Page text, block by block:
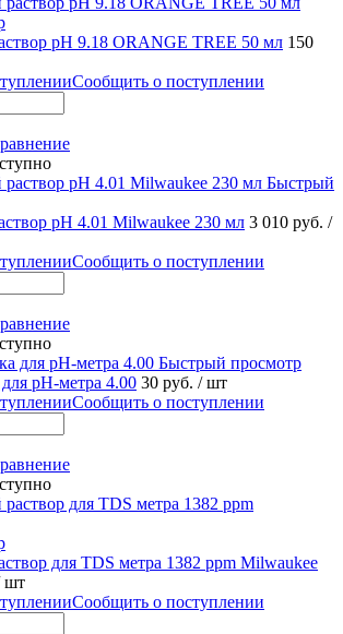
pH 9.18 ORANGE TREE 50 мл 150
Сообщить о поступлении
Быстрый
pH 4.01 Milwaukee 230 мл 3 010 руб. /
Сообщить о поступлении
Быстрый просмотр
pH-метра 4.00 30 руб. / шт
Сообщить о поступлении
для TDS метра 1382 ppm Milwaukee
шт
Сообщить о поступлении